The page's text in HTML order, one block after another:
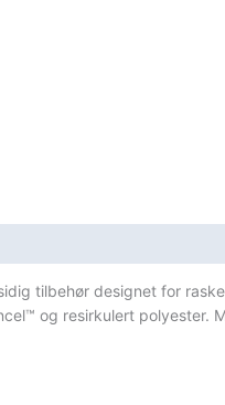
tilbehør designet for
og resirkulert polyester.